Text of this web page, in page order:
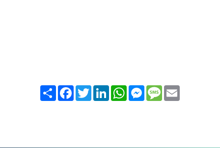
Partager FacebookTwitter LinkedIn WhatsAppMessengerMessage